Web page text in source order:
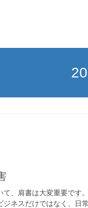
、肩書は大変重要です
ネスだけではなく、日